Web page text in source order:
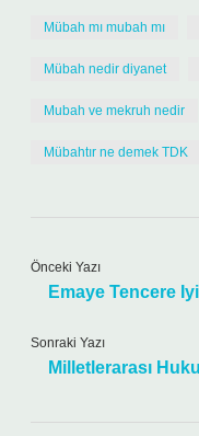
Mübah mı mubah mı
Mübah nedir diyanet
Mubah ve mekruh nedir
Mübahtır ne demek TDK
Önceki Yazı
Emaye Tencere
Sonraki Yazı
Milletlerarası